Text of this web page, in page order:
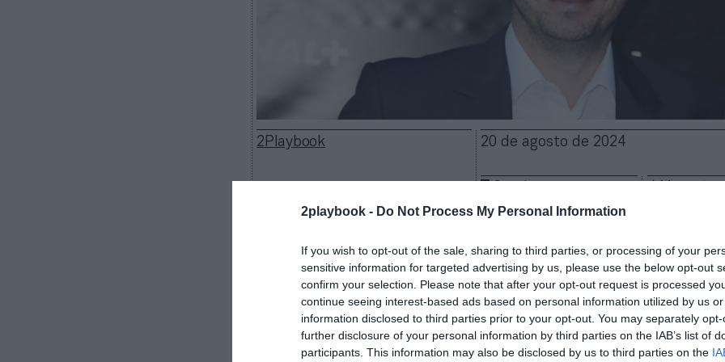
2playbook - Do Not Process My Personal Information
If you wish to opt-out of the sale, sharing to third parties, or processing of your
sensitive information for targeted advertising by us, please use the below opt-out
confirm your selection. Please note that after your opt-out request is processed
continue seeing interest-based ads based on personal information utilized by us
information disclosed to third parties prior to your opt-out. You may separately
further disclosure of your personal information by third parties on the IAB’s list of
participants. This information may also be disclosed by us to third parties on the
2Playbook 20 de agosto de 2024
Profesional (LFP) francesa tendrá oposición en las próximas
Después de cerrarin extremisla compleja ydebilitadaventa de los
audiovisuales en territorio nacional, por los que recibirá,como
millonesde euros anuales, ahora el ejecutivo tendrá que ganar en
un experto del sector de los medios para continuar al frente de la
la Ligue 1y Ligue 2.